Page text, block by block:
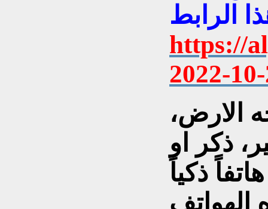
الرابط
https://
2022-
الارض،
ذكر او
ذكياً
الهواتف